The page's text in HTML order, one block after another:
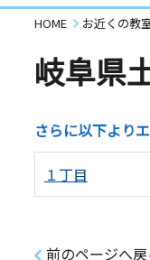
HOME お近くの教
岐阜県
さらに以下より
１丁目
前のページへ戻